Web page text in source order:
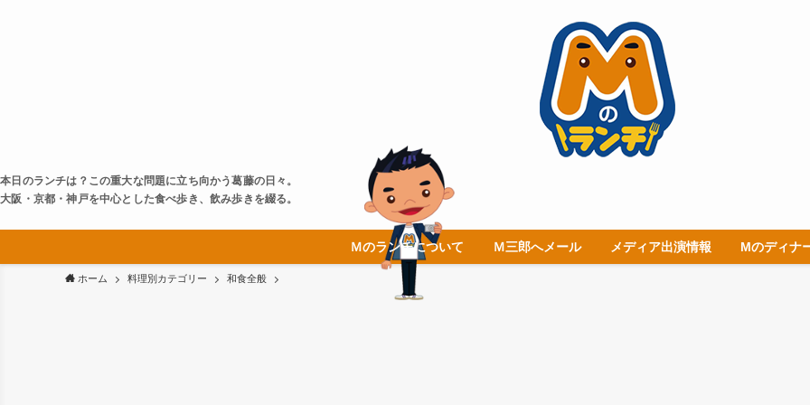
本日のランチは？この重大な問題に立ち向かう葛藤の日々。
大阪・京都・神戸を中心とした食べ歩き、飲み歩きを綴る。
Ｍのランチについて Ｍ三郎へメール メディア出演情報 Mのディナ
ホーム 料理別カテゴリー 和食全般